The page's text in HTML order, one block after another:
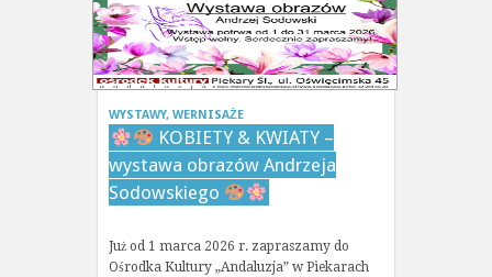
WYSTAWY, WERNISAŻE
KOBIETY & KWIATY –
wystawa obrazów Andrzeja
Sodowskiego
Już od 1 marca 2026 r. zapraszamy do
Ośrodka Kultury „Andaluzja” w Piekarach